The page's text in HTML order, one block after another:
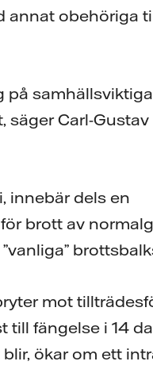
annat obehöriga
på samhällsviktiga
säger Carl-Gustav
innebär dels en
brott av
mot
till fängelse i 14
ökar om ett